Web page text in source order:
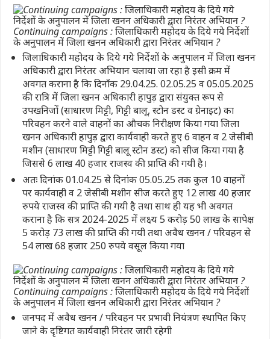
Continuing campaigns : जिलाधिकारी महोदय के दिये गये निर्देशों
के अनुपालन में जिला खनन अधिकारी द्वारा निरंतर अभियान ?
जिलाधिकारी महोदय के दिये गये निर्देशों के अनुपालन में जिला खनन
अधिकारी द्वारा निरंतर अभियान चलाया जा रहा है इसी क्रम में
अवगत कराना है कि दिनाँक 29.04.25. 02.05.25 व 05.05.2025
की रात्रि में जिला खनन अधिकारी हापुड़ द्वारा संयुक्त रूप से
उपखनिजों (साधारण मिट्टी, गिट्टी बालू, स्टोन डस्ट व ग्रेनाइट) का
परिवहन करने वाले वाहनों का औचक निरीक्षण किया गया जिला
खनन अधिकारी हापुड़ द्वारा कार्यवाही करते हुए 6 वाहन व 2 जेसीबी
मशीन (साधारण मिट्टी गिट्टी बालू स्टोन डस्ट) को सीज किया गया है
जिससे 6 लाख 40 हजार राजस्व की प्राप्ति की गयी है।
अतः दिनांक 01.04.25 से दिनांक 05.05.25 तक कुल 10 वाहनों
पर कार्यवाही व 2 जेसीबी मशीन सीज करते हुए 12 लाख 40 हजार
रुपये राजस्व की प्राप्ति की गयी है तथा साथ ही यह भी अवगत
कराना है कि सत्र 2024-2025 में लक्ष्य 5 करोड़ 50 लाख के सापेक्ष
5 करोड़ 73 लाख की प्राप्ति की गयी तथा अवैध खनन / परिवहन से
54 लाख 68 हजार 250 रुपये वसूल किया गया
Continuing campaigns : जिलाधिकारी महोदय के दिये गये निर्देशों
के अनुपालन में जिला खनन अधिकारी द्वारा निरंतर अभियान ?
जनपद में अवैध खनन / परिवहन पर प्रभावी नियंत्रण स्थापित किए
जाने के दृष्टिगत कार्यवाही निरंतर जारी रहेगी